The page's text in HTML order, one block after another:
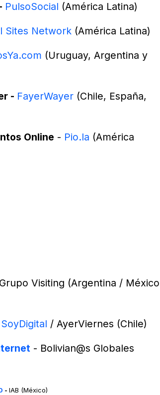
PulsoSocial (América Latina)
Sites Network (América Latina)
(Uruguay, Argentina y
- FayerWayer (Chile, España,
Online - Pio.la (América
Visiting (Argentina / México
SoyDigital / AyerViernes (Chile)
- Bolivian@s Globales
- IAB (México)